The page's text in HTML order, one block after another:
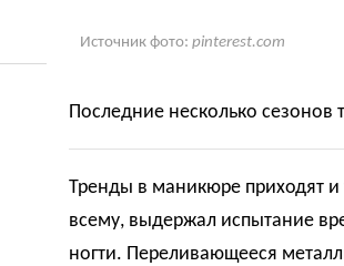
Источник фото: pinterest.com
Последние несколько сезонов
Тренды в маникюре приходят и
всему, выдержал испытание
ногти. Переливающееся